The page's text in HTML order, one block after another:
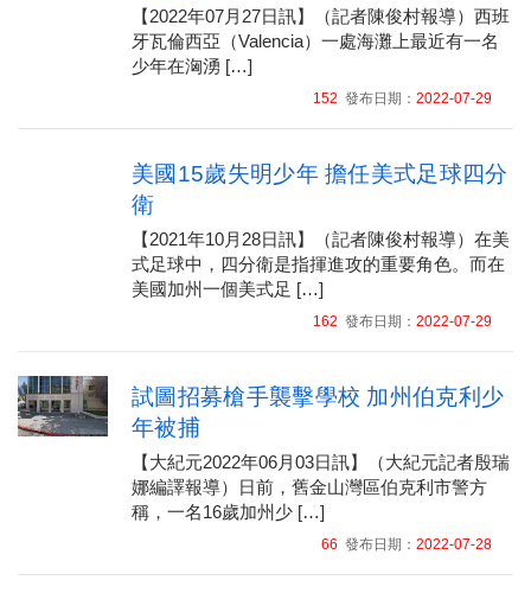
【2022年07月27日訊】（記者陳俊村報導）西班
牙瓦倫西亞（Valencia）一處海灘上最近有一名
少年在洶湧 […]
152 發布日期： 2022-07-29
美國15歲失明少年 擔任美式足球四分
衛
【2021年10月28日訊】（記者陳俊村報導）在美
式足球中，四分衛是指揮進攻的重要角色。而在
美國加州一個美式足 […]
162 發布日期： 2022-07-29
試圖招募槍手襲擊學校 加州伯克利少
年被捕
【大紀元2022年06月03日訊】（大紀元記者殷瑞
娜編譯報導）日前，舊金山灣區伯克利市警方
稱，一名16歲加州少 […]
66 發布日期： 2022-07-28